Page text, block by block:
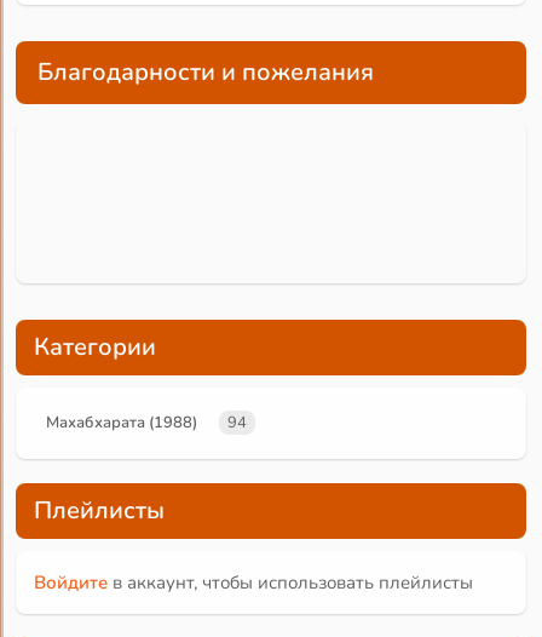
Благодарности и пожелания
Категории
Махабхарата (1988) 94
Плейлисты
Войдите в аккаунт, чтобы использовать плейлисты